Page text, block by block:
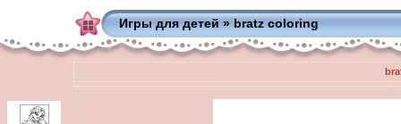
Игры для детей » bratz coloring